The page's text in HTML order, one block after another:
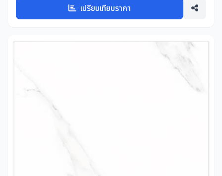
เปรียบเทียบราคา